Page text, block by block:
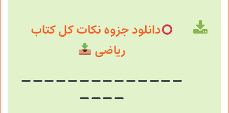
دانلود جزوه نکات کل کتاب
ریاضی